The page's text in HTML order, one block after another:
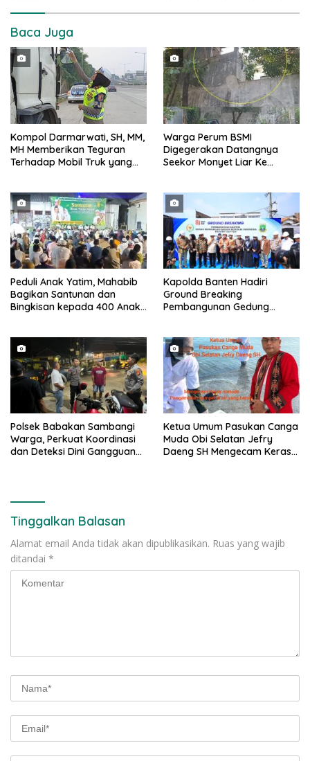
Baca Juga
Kompol Darmarwati, SH, MM,
MH Memberikan Teguran
Terhadap Mobil Truk yang
Warga Perum BSMI
Digegerakan Datangnya
Seekor Monyet Liar Ke
Peduli Anak Yatim, Mahabib
Bagikan Santunan dan
Bingkisan kepada 400 Anak
Kapolda Banten Hadiri
Ground Breaking
Pembangunan Gedung
Polsek Babakan Sambangi
Warga, Perkuat Koordinasi
dan Deteksi Dini Gangguan
Ketua Umum Pasukan Canga
Muda Obi Selatan Jefry
Daeng SH Mengecam Keras
Tinggalkan Balasan
Alamat email Anda tidak akan dipublikasikan. Ruas yang wajib
ditandai *